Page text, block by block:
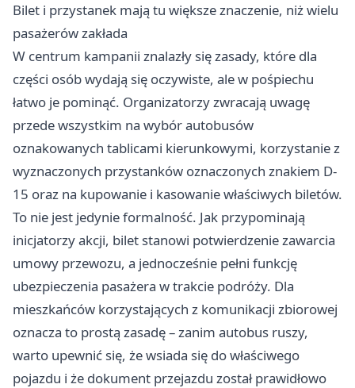
Bilet i przystanek mają tu większe znaczenie, niż wielu
pasażerów zakłada
W centrum kampanii znalazły się zasady, które dla
części osób wydają się oczywiste, ale w pośpiechu
łatwo je pominąć. Organizatorzy zwracają uwagę
przede wszystkim na wybór autobusów
oznakowanych tablicami kierunkowymi, korzystanie z
wyznaczonych przystanków oznaczonych znakiem D-
15 oraz na kupowanie i kasowanie właściwych biletów.
To nie jest jedynie formalność. Jak przypominają
inicjatorzy akcji, bilet stanowi potwierdzenie zawarcia
umowy przewozu, a jednocześnie pełni funkcję
ubezpieczenia pasażera w trakcie podróży. Dla
mieszkańców korzystających z komunikacji zbiorowej
oznacza to prostą zasadę – zanim autobus ruszy,
warto upewnić się, że wsiada się do właściwego
pojazdu i że dokument przejazdu został prawidłowo